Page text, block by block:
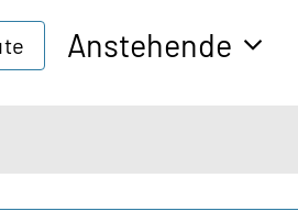
Anstehende